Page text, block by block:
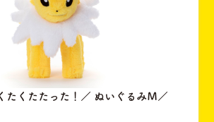
たくたたった！／ ぬいぐるみＭ／